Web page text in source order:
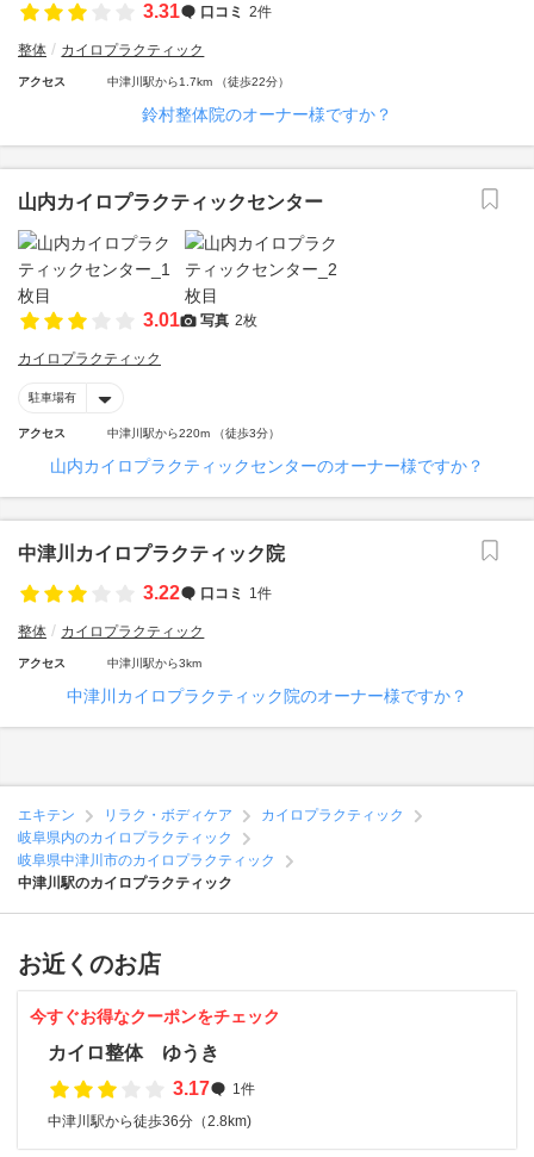
3.31
口コミ 2件
整体 カイロプラクティック
アクセス 中津川駅から1.7km （徒歩22分）
鈴村整体院のオーナー様ですか？
山内カイロプラクティックセンター
3.01 写真 2枚
カイロプラクティック
駐車場有
アクセス 中津川駅から220m （徒歩3分）
山内カイロプラクティックセンターのオーナー様ですか？
中津川カイロプラクティック院
3.22
口コミ 1件
整体 カイロプラクティック
アクセス 中津川駅から3km
中津川カイロプラクティック院のオーナー様ですか？
エキテン リラク・ボディケア
カイロプラクティック
岐阜県内のカイロプラクティック
岐阜県中津川市のカイロプラクティック
中津川駅のカイロプラクティック
お近くのお店
今すぐお得なクーポンをチェック
カイロ整体 ゆうき
3.17
1件
中津川駅から徒歩36分（2.8km)